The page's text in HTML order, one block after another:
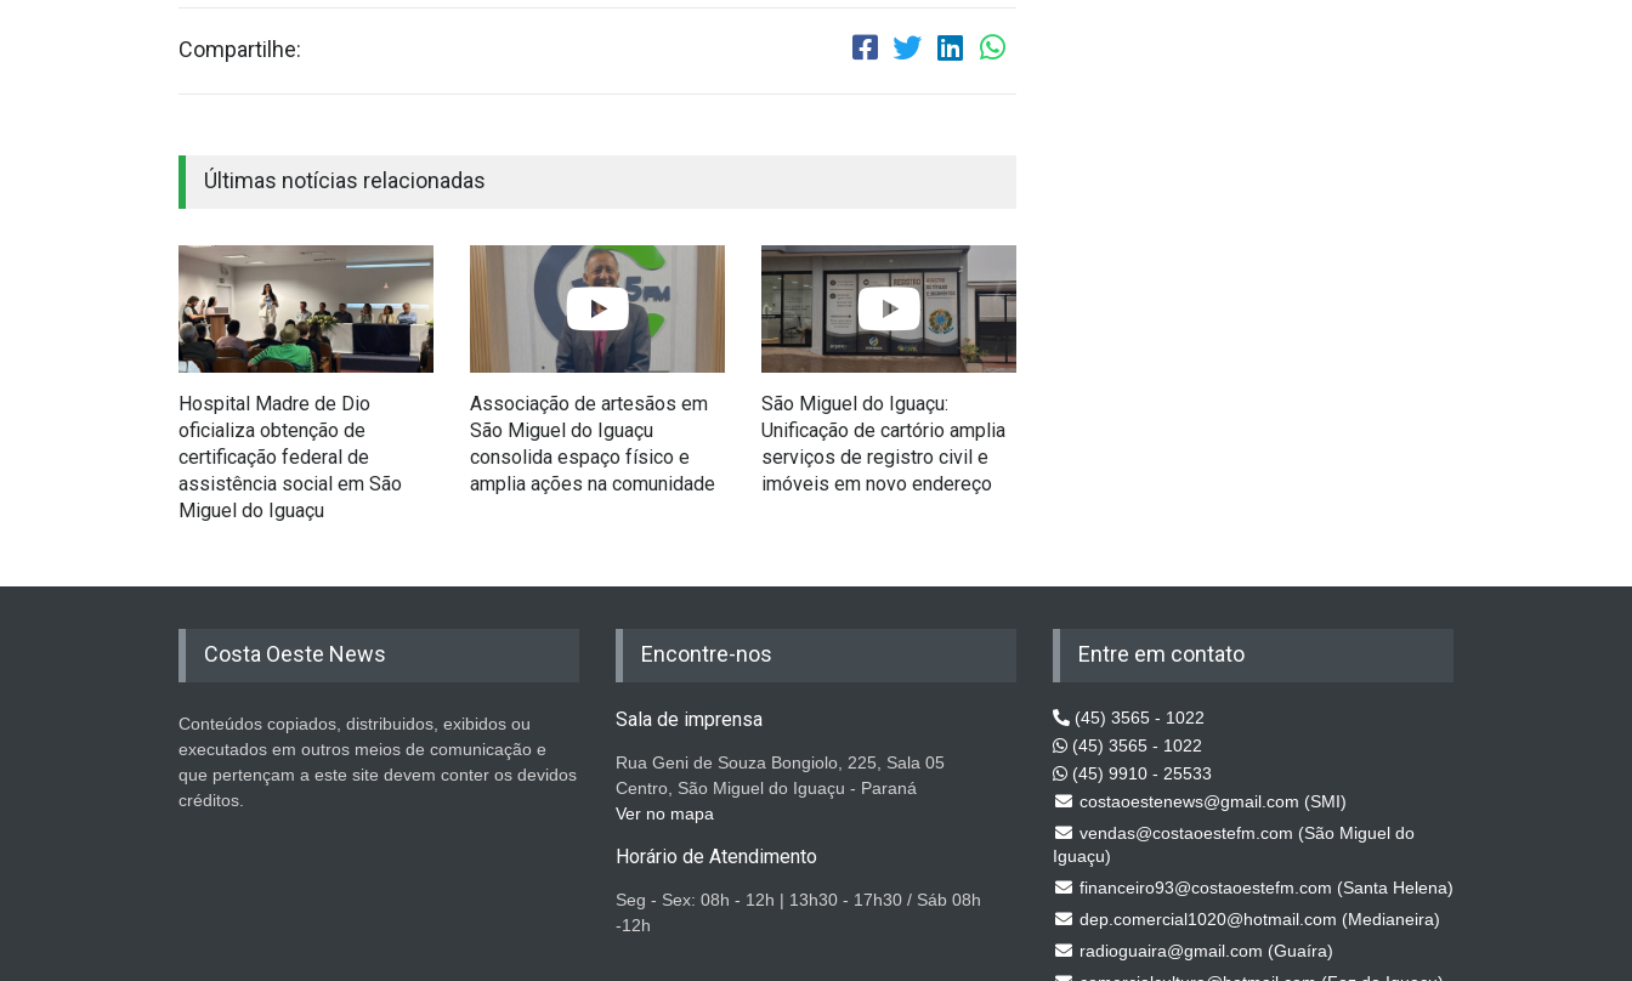
Compartilhe:
Últimas notícias relacionadas
Hospital Madre de Dio
oficializa obtenção de
certificação federal de
assistência social em São
Miguel do Iguaçu
Associação de artesãos em
São Miguel do Iguaçu
consolida espaço físico e
amplia ações na comunidade
São Miguel do Iguaçu:
Unificação de cartório amplia
serviços de registro civil e
imóveis em novo endereço
Costa Oeste News
Conteúdos copiados, distribuidos, exibidos ou
executados em outros meios de comunicação e
que pertençam a este site devem conter os devidos
créditos.
Encontre-nos
Sala de imprensa
Rua Geni de Souza Bongiolo, 225, Sala 05
Centro, São Miguel do Iguaçu - Paraná
Ver no mapa
Horário de Atendimento
Seg - Sex: 08h - 12h | 13h30 - 17h30 / Sáb 08h
-12h
Entre em contato
(45) 3565 - 1022
(45) 3565 - 1022
(45) 9910 - 25533
costaoestenews@gmail.com (SMI)
vendas@costaoestefm.com (São Miguel do
Iguaçu)
financeiro93@costaoestefm.com (Santa Helena)
dep.comercial1020@hotmail.com (Medianeira)
radioguaira@gmail.com (Guaíra)